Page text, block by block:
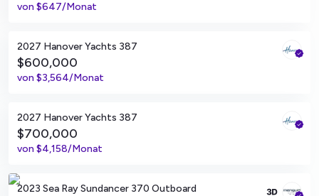
von $647/Monat
2027 Hanover Yachts 387
$600,000
von $3,564/Monat
Tampa, Florida
2027 Hanover Yachts 387
$700,000
von $4,158/Monat
Tampa, Florida
2023 Sea Ray Sundancer 370 Outboard
Alicante, ES